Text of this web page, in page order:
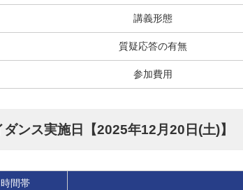
講義形態
質疑応答の有無
参加費用
ダンス実施日【2025年12月20日(土)】
時間帯